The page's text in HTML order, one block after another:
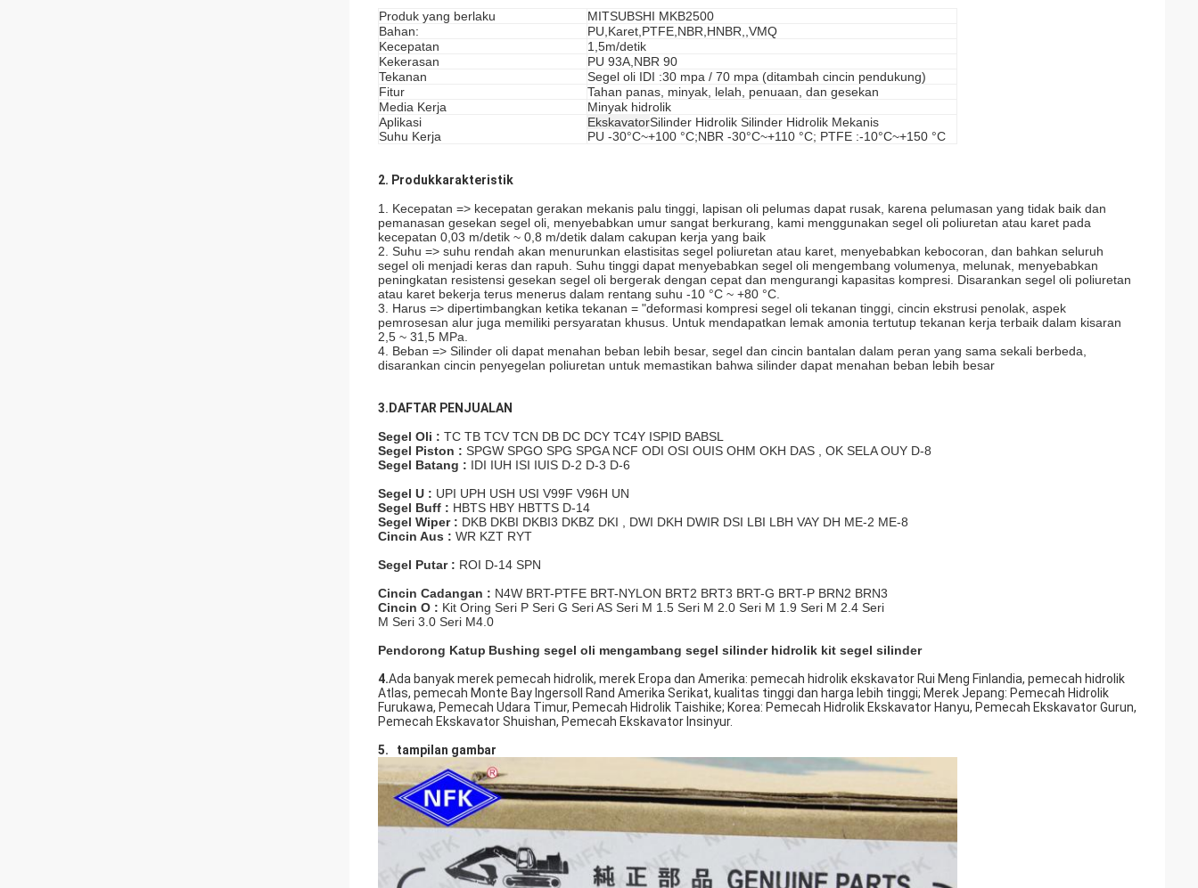
Produk yang berlaku
MITSUBSHI MKB2500
Bahan:
PU,Karet,PTFE,NBR,HNBR,,VMQ
Kecepatan
1,5m/detik
Kekerasan
PU 93A,NBR 90
Tekanan
Segel oli IDI :30 mpa / 70 mpa (ditambah cincin pendukung)
Fitur
Tahan panas, minyak, lelah, penuaan, dan gesekan
Media Kerja
Minyak hidrolik
Aplikasi
Suhu Kerja
EkskavatorSilinder Hidrolik Silinder Hidrolik Mekanis
PU -30°C~+100 °C;NBR -30°C~+110 °C; PTFE :-10°C~+150 °C
2. Produkkarakteristik
1. Kecepatan => kecepatan gerakan mekanis palu tinggi, lapisan oli pelumas dapat rusak, karena pelumasan yang tidak baik dan
pemanasan gesekan segel oli, menyebabkan umur sangat berkurang, kami menggunakan segel oli poliuretan atau karet pada
kecepatan 0,03 m/detik ~ 0,8 m/detik dalam cakupan kerja yang baik
2. Suhu => suhu rendah akan menurunkan elastisitas segel poliuretan atau karet, menyebabkan kebocoran, dan bahkan seluruh
segel oli menjadi keras dan rapuh. Suhu tinggi dapat menyebabkan segel oli mengembang volumenya, melunak, menyebabkan
peningkatan resistensi gesekan segel oli bergerak dengan cepat dan mengurangi kapasitas kompresi. Disarankan segel oli poliuretan
atau karet bekerja terus menerus dalam rentang suhu -10 °C ~ +80 °C.
3. Harus => dipertimbangkan ketika tekanan = "deformasi kompresi segel oli tekanan tinggi, cincin ekstrusi penolak, aspek
pemrosesan alur juga memiliki persyaratan khusus. Untuk mendapatkan lemak amonia tertutup tekanan kerja terbaik dalam kisaran
2,5 ~ 31,5 MPa.
4. Beban => Silinder oli dapat menahan beban lebih besar, segel dan cincin bantalan dalam peran yang sama sekali berbeda,
disarankan cincin penyegelan poliuretan untuk memastikan bahwa silinder dapat menahan beban lebih besar
3. DAFTAR PENJUALAN
Segel Oli : TC TB TCV TCN DB DC DCY TC4Y ISPID BABSL
Segel Piston : SPGW SPGO SPG SPGA NCF ODI OSI OUIS OHM OKH DAS , OK SELA OUY D-8
Segel Batang : IDI IUH ISI IUIS D-2 D-3 D-6
Segel U : UPI UPH USH USI V99F V96H UN
Segel Buff : HBTS HBY HBTTS D-14
Segel Wiper : DKB DKBI DKBI3 DKBZ DKI , DWI DKH DWIR DSI LBI LBH VAY DH ME-2 ME-8
Cincin Aus : WR KZT RYT
Segel Putar : ROI D-14 SPN
Cincin Cadangan : N4W BRT-PTFE BRT-NYLON BRT2 BRT3 BRT-G BRT-P BRN2 BRN3
Cincin O : Kit Oring Seri P Seri G Seri AS Seri M 1.5 Seri M 2.0 Seri M 1.9 Seri M 2.4 Seri
M Seri 3.0 Seri M4.0
Pendorong Katup Bushing segel oli mengambang segel silinder hidrolik kit segel silinder
4.Ada banyak merek pemecah hidrolik, merek Eropa dan Amerika: pemecah hidrolik ekskavator Rui Meng Finlandia, pemecah hidrolik
Atlas, pemecah Monte Bay Ingersoll Rand Amerika Serikat, kualitas tinggi dan harga lebih tinggi; Merek Jepang: Pemecah Hidrolik
Furukawa, Pemecah Udara Timur, Pemecah Hidrolik Taishike; Korea: Pemecah Hidrolik Ekskavator Hanyu, Pemecah Ekskavator Gurun,
Pemecah Ekskavator Shuishan, Pemecah Ekskavator Insinyur.
5. tampilan gambar